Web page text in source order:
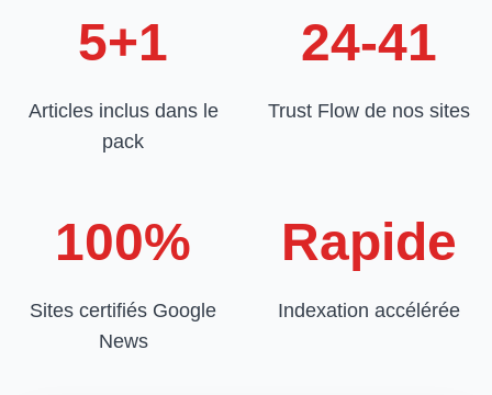
5+1
Articles inclus dans le
pack
24-41
Trust Flow de nos sites
100%
Sites certifiés Google
News
Rapide
Indexation accélérée